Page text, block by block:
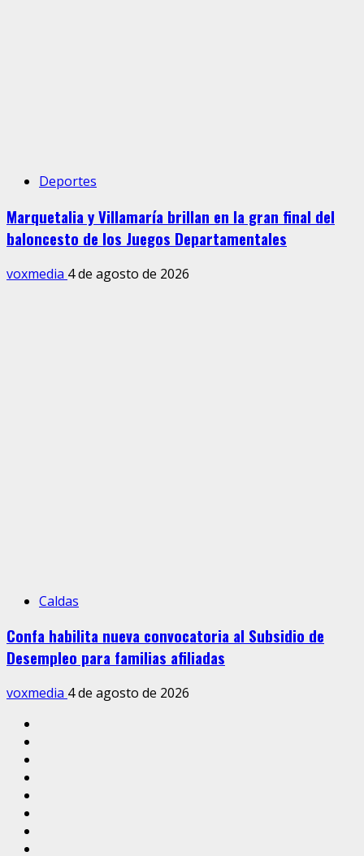
Deportes
Marquetalia y Villamaría brillan en la gran final del
baloncesto de los Juegos Departamentales
voxmedia 4 de agosto de 2026
Caldas
Confa habilita nueva convocatoria al Subsidio de
Desempleo para familias afiliadas
voxmedia 4 de agosto de 2026